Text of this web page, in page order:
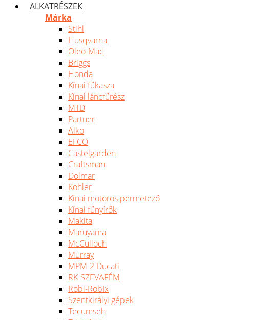
ALKATRÉSZEK
Márka
Stihl
Husqvarna
Oleo-Mac
Briggs
Honda
Kínai fűkasza
Kínai láncfűrész
MTD
Partner
Alko
EFCO
Castelgarden
Craftsman
Dolmar
Kohler
Kínai motoros permetező
Kínai fűnyírők
Makita
Maruyama
McCulloch
Murray
MPM-2 Ducati
RK-SZEVAFÉM
Robi-Robix
Szentkirályi gépek
Tecumseh